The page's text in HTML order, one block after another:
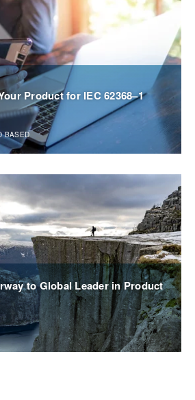
Product for IEC 62368–1
BASED
to Global Leader in Product